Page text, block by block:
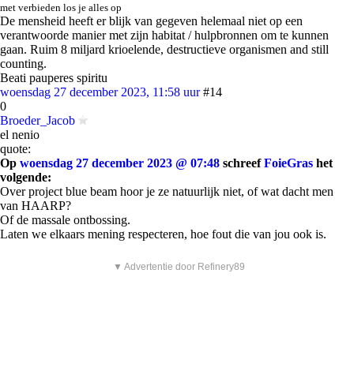
met verbieden los je alles op
De mensheid heeft er blijk van gegeven helemaal niet op een
verantwoorde manier met zijn habitat / hulpbronnen om te kunnen
gaan. Ruim 8 miljard krioelende, destructieve organismen and still
counting.
Beati pauperes spiritu
woensdag 27 december 2023, 11:58 uur #14
0
Broeder_Jacob
el nenio
quote:
Op woensdag 27 december 2023 @ 07:48 schreefFoieGras het
volgende:
Over project blue beam hoor je ze natuurlijk niet, of wat dacht men
van HAARP?
Of de massale ontbossing.
Laten we elkaars mening respecteren, hoe fout die van jou ook is.
▼ Advertentie door Refinery89